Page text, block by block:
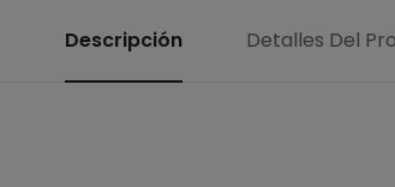
Descripción Detalles Del